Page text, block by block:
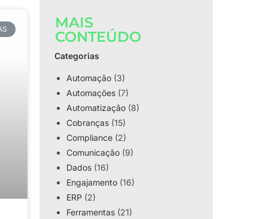
MAIS
CONTEÚDO
Categorias
Automação (3)
Automações (7)
Automatização (8)
Cobranças (15)
Compliance (2)
Comunicação (9)
Dados (16)
Engajamento (16)
ERP (2)
Ferramentas (21)